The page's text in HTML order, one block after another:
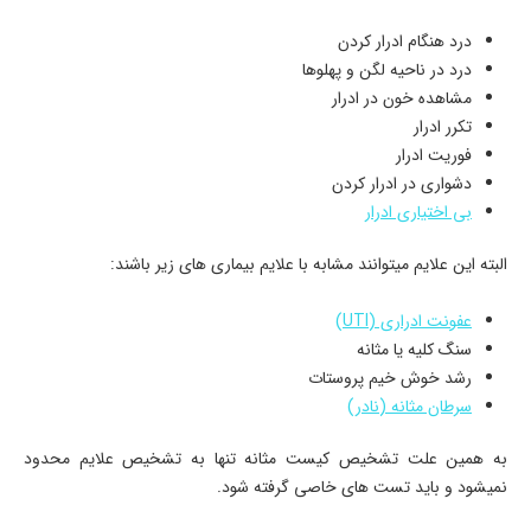
درد هنگام ادرار کردن
درد در ناحیه لگن و پهلوها
مشاهده خون در ادرار
تکرر ادرار
فوریت ادرار
دشواری در ادرار کردن
بی اختیاری ادرار
البته این علایم میتوانند مشابه با علایم بیماری های زیر باشند:
عفونت ادراری (UTI)
سنگ کلیه یا مثانه
رشد خوش خیم پروستات
سرطان مثانه (نادر)
به همین علت تشخیص کیست مثانه تنها به تشخیص علایم محدود
نمیشود و باید تست های خاصی گرفته شود.